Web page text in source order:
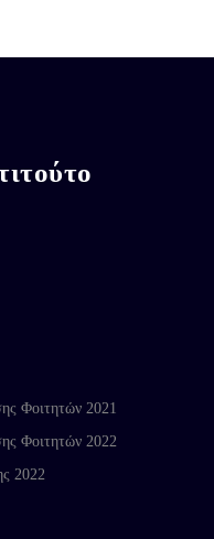
Φοιτητών 2021
Φοιτητών 2022
2022